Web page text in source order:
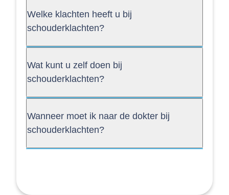
Welke klachten heeft u bij
schouderklachten?
Wat kunt u zelf doen bij
schouderklachten?
Wanneer moet ik naar de dokter bij
schouderklachten?